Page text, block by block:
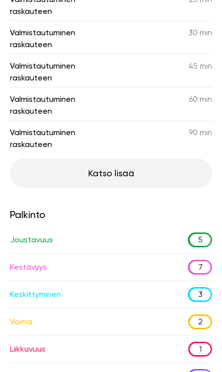
raskauteen
Valmistautuminen
raskauteen
30 min
Valmistautuminen
raskauteen
45 min
Valmistautuminen
raskauteen
60 min
Valmistautuminen
raskauteen
90 min
Katso lisää
Palkinto
Joustavuus 5
Kestävyys 7
Keskittyminen 3
Voima 2
Liikkuvuus 1